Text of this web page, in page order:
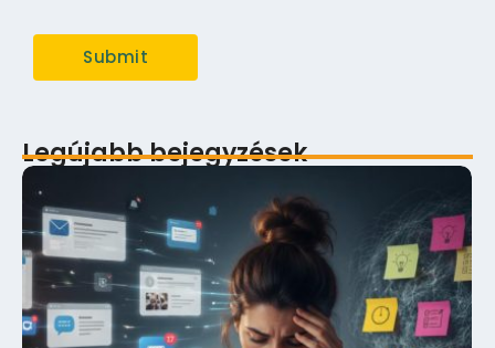
Legújabb bejegyzések